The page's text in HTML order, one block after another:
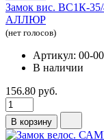
Замок вис. ВС1К-
АЛЛЮР
(нет голосов)
Артикул: 00-
В наличии
156.80 руб.
В корзину